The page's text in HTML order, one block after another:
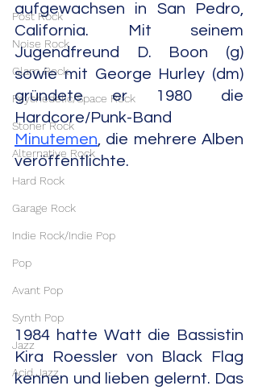
Post Rock
Noise Rock
Glam Rock
Psychedelic/Space Rock
Stoner Rock
Alternative Rock
Hard Rock
Garage Rock
Indie Rock/Indie Pop
Pop
Avant Pop
Synth Pop
Jazz
Acid Jazz
aufgewachsen in San Pedro,
California. Mit seinem
Jugendfreund D. Boon (g)
sowie mit George Hurley (dm)
gründete er 1980 die
Minutemen, die mehrere Alben
veröffentlichte.
1984 hatte Watt die Bassistin
Kira Roessler von Black Flag
kennen und lieben gelernt. Das